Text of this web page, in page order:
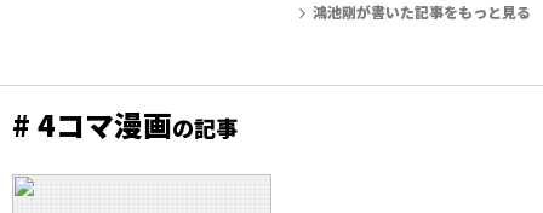
鴻池剛が書いた記事をもっと見る
# 4コマ漫画の記事